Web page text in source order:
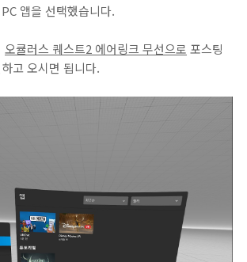
앱을 선택했습니다.
오큘러스 퀘스트2 에어링크 무선으로 포스팅
고 오시면 됩니다.